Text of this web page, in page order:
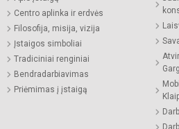
Centro aplinka ir erdvės
Filosofija, misija, vizija
Įstaigos simboliai
Tradiciniai renginiai
Bendradarbiavimas
Priėmimas į įstaigą